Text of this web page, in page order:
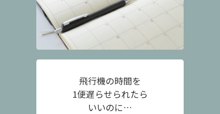
飛行機の時間を
1便遅らせられたら
いいのに…